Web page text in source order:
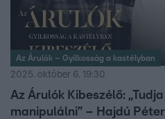
Az Árulók – Gyilkosság a kastélyban
2025. október 6. 19:30
Az Árulók Kibeszélő:
manipulálni” – Hajdú